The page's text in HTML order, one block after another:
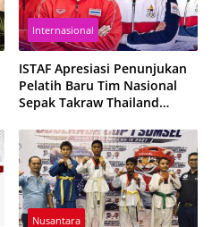
Internasional
ISTAF Apresiasi Penunjukan
Pelatih Baru Tim Nasional
Sepak Takraw Thailand
King’s Cup 2026
Nusantara